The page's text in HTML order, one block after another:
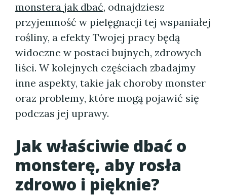
monstera jak dbać, odnajdziesz
przyjemność w pielęgnacji tej wspaniałej
rośliny, a efekty Twojej pracy będą
widoczne w postaci bujnych, zdrowych
liści. W kolejnych częściach zbadajmy
inne aspekty, takie jak choroby monster
oraz problemy, które mogą pojawić się
podczas jej uprawy.
Jak właściwie dbać o
monsterę, aby rosła
zdrowo i pięknie?